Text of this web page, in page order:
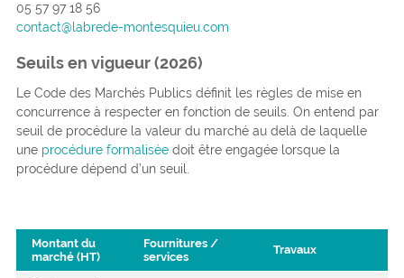
05 57 97 18 56
contact@labrede-montesquieu.com
Seuils en vigueur (2026)
Le Code des Marchés Publics définit les règles de mise en
concurrence à respecter en fonction de seuils. On entend par
seuil de procédure la valeur du marché au delà de laquelle
une procédure formaliséedoit être engagée lorsque la
procédure dépend d’un seuil.
Montant du
marché (HT)
Fournitures /
services
Travaux